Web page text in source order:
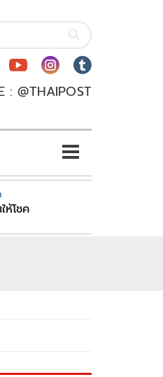
: @THAIPOST
ห้โชค